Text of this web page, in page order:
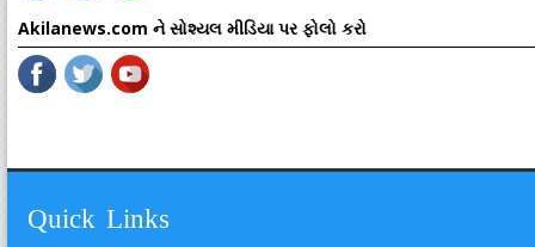
Akilanews.com ને સોશ્યલ મીડિયા પર ફોલો કરો
Quick Links